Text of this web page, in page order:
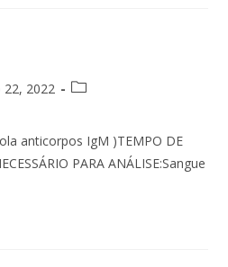
2022
anticorpos IgM )TEMPO DE
PARA ANÁLISE:Sangue